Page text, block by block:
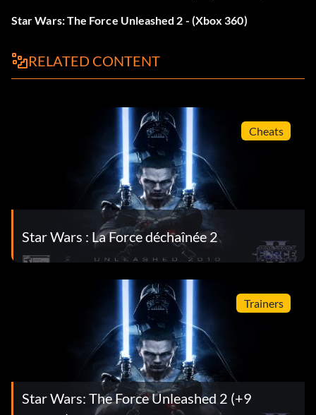
Star Wars: The Force Unleashed 2 - (Xbox 360)
RELATED CONTENT
Cheats
Star Wars : La Force déchaînée 2
Trainers
Star Wars: The Force Unleashed 2 (+9